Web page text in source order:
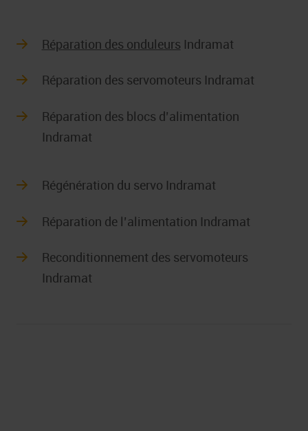
Réparation des onduleurs Indramat
Réparation des servomoteurs Indramat
Réparation des blocs d’alimentation
Indramat
Régénération du servo Indramat
Réparation de l’alimentation Indramat
Reconditionnement des servomoteurs
Indramat